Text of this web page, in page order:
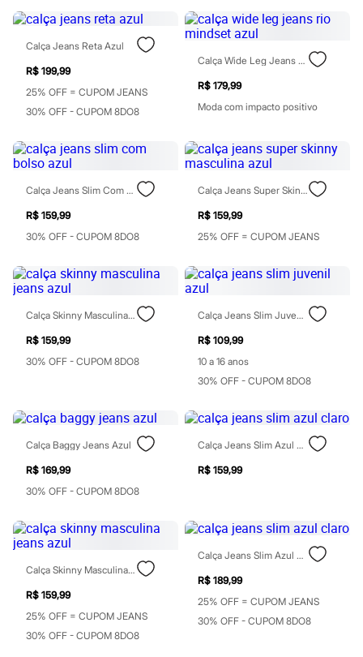
Leggings
Shorts e Bermudas
Tops
Moda íntima
Calcinhas
Meias
Pijamas
Moda praia
Biquínis
Maiôs
Saídas de praia
Personagens
Plus size
Blusas e Camisetas
Calças
Jeans
Moda esportiva
Vestidos
Masculino
Em alta
Dia dos Pais
Bermudas
Calças
Camisetas e Regatas
Casacos e Jaquetas
Jeans
Acessórios
Bolsas e Mochilas
Chapéus e Bonés
Cintos
Carteiras
Óculos
Relógios
Calçados
Botas
Calça Jeans Reta Azul
R$ 199,99
25% OFF = CUPOM JEANS
30% OFF - CUPOM 8DO8
Calça Wide Leg Jeans Rio Mindset Azul
R$ 179,99
Moda com impacto positivo
Calça Jeans Slim Com Bolso Azul
R$ 159,99
30% OFF - CUPOM 8DO8
Calça Jeans Super Skinny Masculina Azul
R$ 159,99
25% OFF = CUPOM JEANS
Calça Skinny Masculina Jeans Azul
R$ 159,99
30% OFF - CUPOM 8DO8
Calça Jeans Slim Juvenil Azul
R$ 109,99
10 a 16 anos
30% OFF - CUPOM 8DO8
Calça Baggy Jeans Azul
R$ 169,99
30% OFF - CUPOM 8DO8
Calça Jeans Slim Azul Claro
R$ 159,99
Calça Skinny Masculina Jeans Azul
R$ 159,99
25% OFF = CUPOM JEANS
30% OFF - CUPOM 8DO8
Calça Jeans Slim Azul Claro
R$ 189,99
25% OFF = CUPOM JEANS
30% OFF - CUPOM 8DO8